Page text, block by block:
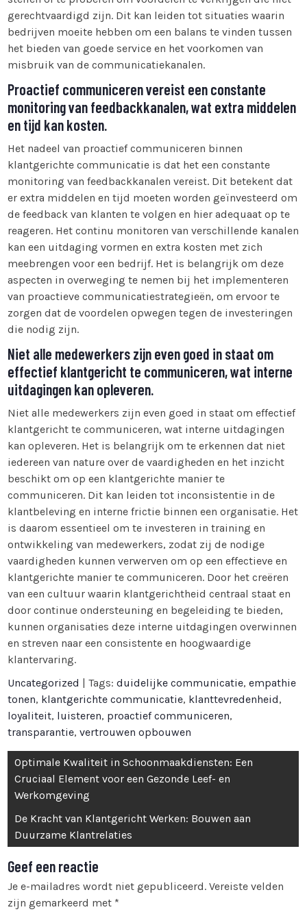
gerechtvaardigd zijn. Dit kan leiden tot situaties waarin
bedrijven moeite hebben om een balans te vinden tussen
het bieden van goede service en het voorkomen van
misbruik van de communicatiekanalen.
Proactief communiceren vereist een constante
monitoring van feedbackkanalen, wat extra middelen
en tijd kan kosten.
Het nadeel van proactief communiceren binnen
klantgerichte communicatie is dat het een constante
monitoring van feedbackkanalen vereist. Dit betekent dat
er extra middelen en tijd moeten worden geïnvesteerd om
de feedback van klanten te volgen en hier adequaat op te
reageren. Het continu monitoren van verschillende kanalen
kan een uitdaging vormen en extra kosten met zich
meebrengen voor een bedrijf. Het is belangrijk om deze
aspecten in overweging te nemen bij het implementeren
van proactieve communicatiestrategieën, om ervoor te
zorgen dat de voordelen opwegen tegen de investeringen
die nodig zijn.
Niet alle medewerkers zijn even goed in staat om
effectief klantgericht te communiceren, wat interne
uitdagingen kan opleveren.
Niet alle medewerkers zijn even goed in staat om effectief
klantgericht te communiceren, wat interne uitdagingen
kan opleveren. Het is belangrijk om te erkennen dat niet
iedereen van nature over de vaardigheden en het inzicht
beschikt om op een klantgerichte manier te
communiceren. Dit kan leiden tot inconsistentie in de
klantbeleving en interne frictie binnen een organisatie. Het
is daarom essentieel om te investeren in training en
ontwikkeling van medewerkers, zodat zij de nodige
vaardigheden kunnen verwerven om op een effectieve en
klantgerichte manier te communiceren. Door het creëren
van een cultuur waarin klantgerichtheid centraal staat en
door continue ondersteuning en begeleiding te bieden,
kunnen organisaties deze interne uitdagingen overwinnen
en streven naar een consistente en hoogwaardige
klantervaring.
Uncategorized | Tags:duidelijke communicatie,empathie
tonen, klantgerichte communicatie, klanttevredenheid,
loyaliteit, luisteren, proactief communiceren,
transparantie,vertrouwen opbouwen
Bericht
navigatie
Optimale Kwaliteit in Schoonmaakdiensten: Een
Cruciaal Element voor een Gezonde Leef- en
Werkomgeving
De Kracht van Klantgericht Werken: Bouwen aan
Duurzame Klantrelaties
Geef een reactie
Je e-mailadres wordt niet gepubliceerd. Vereiste velden
zijn gemarkeerd met *